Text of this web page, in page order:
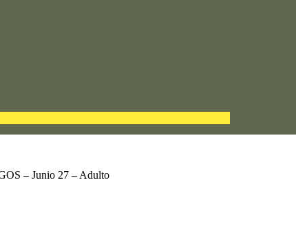
– Junio 27 – Adulto